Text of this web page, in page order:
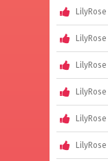
LilyRose
LilyRose
LilyRose
LilyRose
LilyRose
LilyRose